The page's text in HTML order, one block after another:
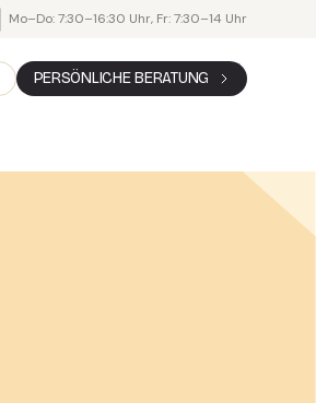
Mo–Do: 7:30–16:30 Uhr, Fr: 7:30–14 Uhr
PERSÖNLICHE BERATUNG